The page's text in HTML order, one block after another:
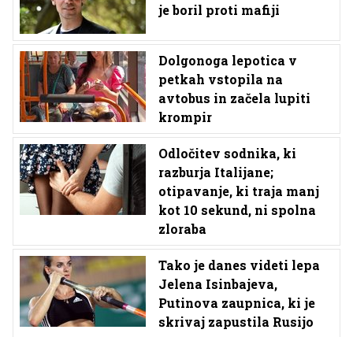
je boril proti mafiji
Dolgonoga lepotica v
petkah vstopila na
avtobus in začela lupiti
krompir
Odločitev sodnika, ki
razburja Italijane;
otipavanje, ki traja manj
kot 10 sekund, ni spolna
zloraba
Tako je danes videti lepa
Jelena Isinbajeva,
Putinova zaupnica, ki je
skrivaj zapustila Rusijo